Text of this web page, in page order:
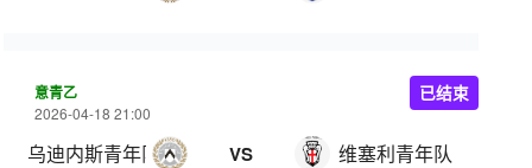
意青乙
2026-04-18 21:00
乌迪内斯青年队 VS 维塞利青年队
已结束